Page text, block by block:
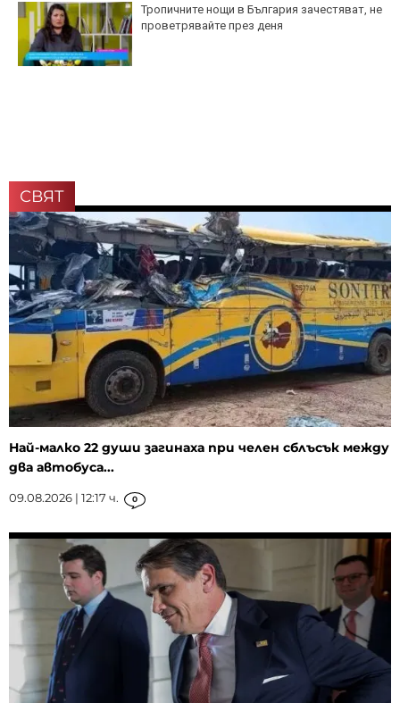
Тропичните нощи в България зачестяват, не
проветрявайте през деня
СВЯТ
Най-малко 22 души загинаха при челен сблъсък между
два автобуса...
09.08.2026 | 12:17 ч. 0